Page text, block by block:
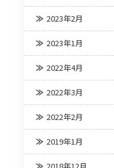
2023年2月
2023年1月
2022年4月
2022年3月
2022年2月
2019年1月